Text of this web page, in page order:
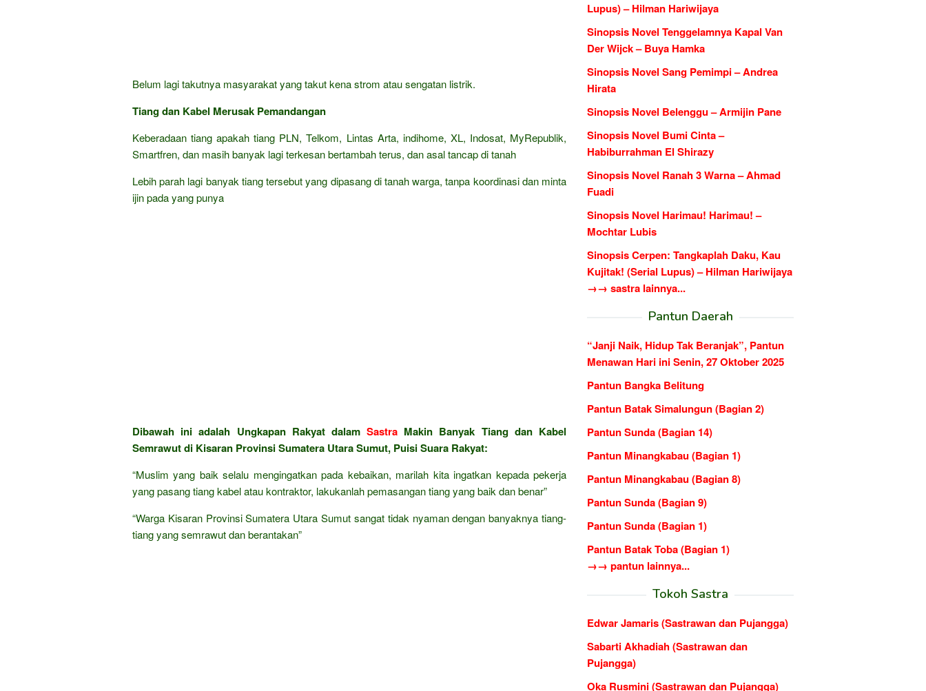
Belum lagi takutnya masyarakat yang takut kena strom atau sengatan listrik.
Tiang dan Kabel Merusak Pemandangan
Keberadaan tiang apakah tiang PLN, Telkom, Lintas Arta, indihome, XL, Indosat, MyRepublik,
Smartfren, dan masih banyak lagi terkesan bertambah terus, dan asal tancap di tanah
Lebih parah lagi banyak tiang tersebut yang dipasang di tanah warga, tanpa koordinasi dan minta
ijin pada yang punya
Dibawah ini adalah Ungkapan Rakyat dalamSastra Makin Banyak Tiang dan Kabel
Semrawut di Kisaran Provinsi Sumatera Utara Sumut, Puisi Suara Rakyat:
“Muslim yang baik selalu mengingatkan pada kebaikan, marilah kita ingatkan kepada pekerja
yang pasang tiang kabel atau kontraktor, lakukanlah pemasangan tiang yang baik dan benar”
“Warga Kisaran Provinsi Sumatera Utara Sumut sangat tidak nyaman dengan banyaknya tiang-
tiang yang semrawut dan berantakan”
Lupus) – Hilman Hariwijaya
Sinopsis Novel Tenggelamnya Kapal Van
Der Wijck – Buya Hamka
Sinopsis Novel Sang Pemimpi – Andrea
Hirata
Sinopsis Novel Belenggu – Armijin Pane
Sinopsis Novel Bumi Cinta –
Habiburrahman El Shirazy
Sinopsis Novel Ranah 3 Warna – Ahmad
Fuadi
Sinopsis Novel Harimau! Harimau! –
Mochtar Lubis
Sinopsis Cerpen: Tangkaplah Daku, Kau
Kujitak! (Serial Lupus) – Hilman Hariwijaya
→→ sastra lainnya...
Pantun Daerah
“Janji Naik, Hidup Tak Beranjak”, Pantun
Menawan Hari ini Senin, 27 Oktober 2025
Pantun Bangka Belitung
Pantun Batak Simalungun (Bagian 2)
Pantun Sunda (Bagian 14)
Pantun Minangkabau (Bagian 1)
Pantun Minangkabau (Bagian 8)
Pantun Sunda (Bagian 9)
Pantun Sunda (Bagian 1)
Pantun Batak Toba (Bagian 1)
→→ pantun lainnya...
Tokoh Sastra
Edwar Jamaris (Sastrawan dan Pujangga)
Sabarti Akhadiah (Sastrawan dan
Pujangga)
Oka Rusmini (Sastrawan dan Pujangga)